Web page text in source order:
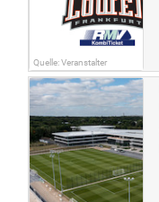
Quelle: Veranstalter